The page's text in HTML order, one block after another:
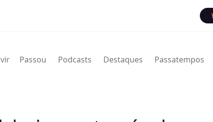
Passou Podcasts Destaques Passatempos